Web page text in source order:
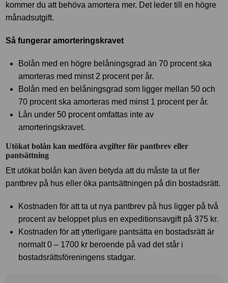
kommer du att behöva amortera mer. Det leder till en högre
månadsutgift.
Så fungerar amorteringskravet
Bolån med en högre belåningsgrad än 70 procent ska
amorteras med minst 2 procent per år.
Bolån med en belåningsgrad som ligger mellan 50 och
70 procent ska amorteras med minst 1 procent per år.
Lån under 50 procent omfattas inte av
amorteringskravet.
Utökat bolån kan medföra avgifter för pantbrev eller
pantsättning
Ett utökat bolån kan även betyda att du måste ta ut fler
pantbrev på hus eller öka pantsättningen på din bostadsrätt.
Kostnaden för att ta ut nya pantbrev på hus ligger på två
procent av beloppet plus en expeditionsavgift på 375 kr.
Kostnaden för att ytterligare pantsätta en bostadsrätt är
normalt 0 – 1700 kr beroende på vad det står i
bostadsrättsföreningens stadgar.